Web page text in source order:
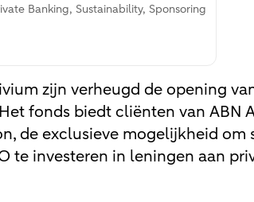
Banking, Sustainability, Sponsoring
zijn verheugd de opening
fonds biedt cliënten van ABN
de exclusieve mogelijkheid
te investeren in leningen aan